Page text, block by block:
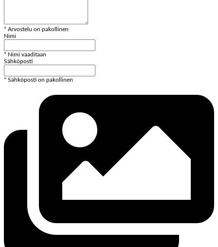
* Arvostelu on pakollinen
Nimi
* Nimi vaaditaan
Sähköposti
* Sähköposti on pakollinen